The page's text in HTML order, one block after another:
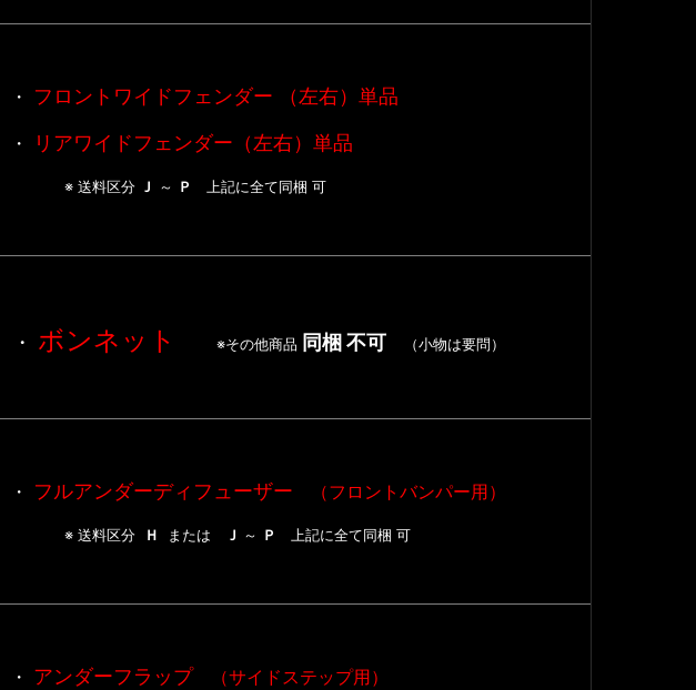
・ フロントワイドフェンダー （左右）単品
・ リアワイドフェンダー（左右）単品
※ 送料区分 Ｊ ～ Ｐ 上記に全て同梱 可
・ ボンネット ※その他商品 同梱 不可 （小物は要問）
・ フルアンダーディフューザー （フロントバンパー用）
※ 送料区分 Ｈ または Ｊ ～ Ｐ 上記に全て同梱 可
・ アンダーフラップ（サイドステップ用）